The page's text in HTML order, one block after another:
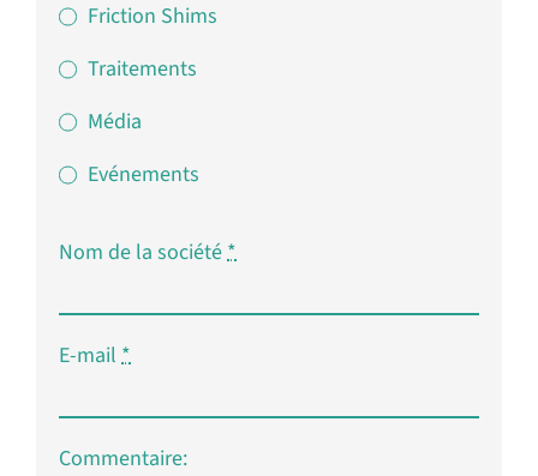
Friction Shims
Traitements
Média
Evénements
Nom de la société*
E-mail*
Commentaire: